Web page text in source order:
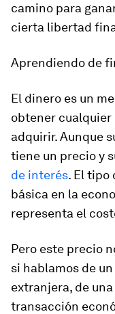
camino para
cierta libertad
Aprendiendo de
El dinero es un
obtener cualquier
adquirir. Aunque
tiene un precio y
de interés. El tipo
básica en la
representa el
Pero este precio
si hablamos de
extranjera, de
transacción